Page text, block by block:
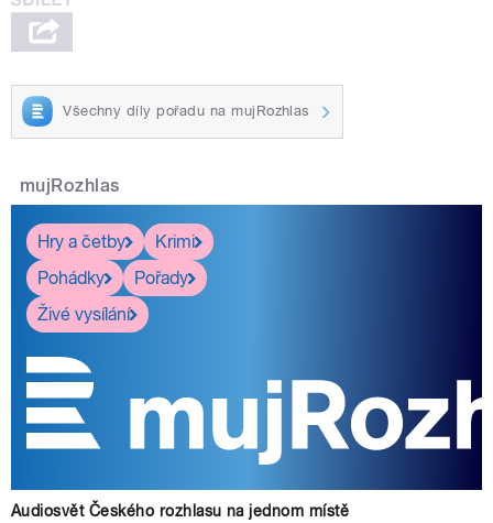
Všechny díly pořadu na mujRozhlas
mujRozhlas
Hry a četby
Krimi
Pohádky
Pořady
Živé vysílání
Audiosvět Českého rozhlasu na jednom místě